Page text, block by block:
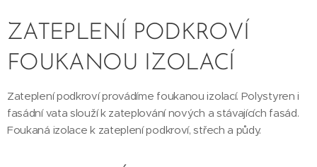
ZATEPLENÍ PODKROVÍ
FOUKANOU IZOLACÍ
Zateplení podkroví provádíme foukanou izolací. Polystyren i
fasádní vata slouží k zateplování nových a stávajících fasád.
Foukaná izolace k zateplení podkroví, střech a půdy.